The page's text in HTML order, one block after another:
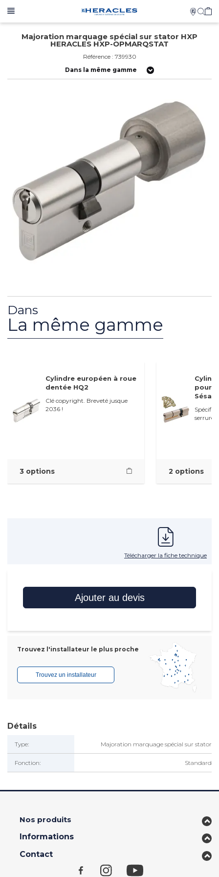
Majoration marquage spécial sur stator HXP
HERACLES HXP-OPMARQSTAT
Référence : 739930
Dans la même gamme
Dans
La même gamme
Cylindre européen à roue
dentée HQ2
Clé copyright. Breveté jusque
2036 !
3 options
pour
serrures
2 options
Télécharger la fiche technique
Ajouter au devis
Trouvez l'installateur le plus proche
Trouvez un installateur
Détails
Type: Majoration marquage spécial sur stator
Fonction: Standard
Nos produits
Informations
Contact